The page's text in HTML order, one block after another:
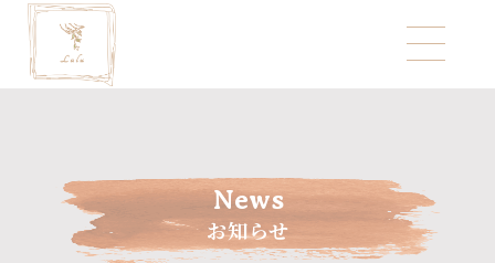
News
お知らせ